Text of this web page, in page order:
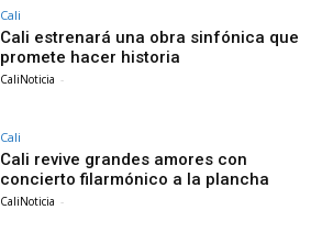
Cali
Cali estrenará una obra sinfónica que
promete hacer historia
CaliNoticia -
Cali
Cali revive grandes amores con
concierto filarmónico a la plancha
CaliNoticia -